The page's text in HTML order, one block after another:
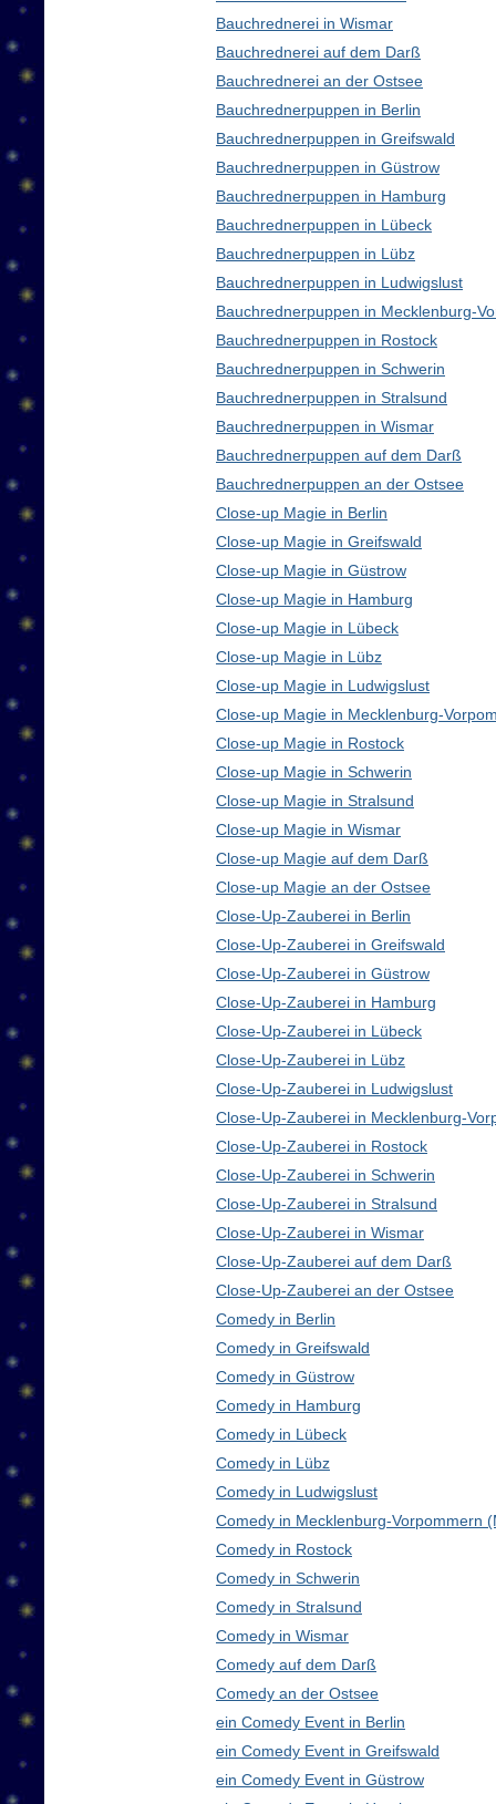
Bauchrednerei in Wismar
Bauchrednerei auf dem Darß
Bauchrednerei an der Ostsee
Bauchrednerpuppen in Berlin
Bauchrednerpuppen in Greifswald
Bauchrednerpuppen in Güstrow
Bauchrednerpuppen in Hamburg
Bauchrednerpuppen in Lübeck
Bauchrednerpuppen in Lübz
Bauchrednerpuppen in Ludwigslust
Bauchrednerpuppen in Mecklenburg-
Bauchrednerpuppen in Rostock
Bauchrednerpuppen in Schwerin
Bauchrednerpuppen in Stralsund
Bauchrednerpuppen in Wismar
Bauchrednerpuppen auf dem Darß
Bauchrednerpuppen an der Ostsee
Close-up Magie in Berlin
Close-up Magie in Greifswald
Close-up Magie in Güstrow
Close-up Magie in Hamburg
Close-up Magie in Lübeck
Close-up Magie in Lübz
Close-up Magie in Ludwigslust
Close-up Magie in Mecklenburg-
Close-up Magie in Rostock
Close-up Magie in Schwerin
Close-up Magie in Stralsund
Close-up Magie in Wismar
Close-up Magie auf dem Darß
Close-up Magie an der Ostsee
Close-Up-Zauberei in Berlin
Close-Up-Zauberei in Greifswald
Close-Up-Zauberei in Güstrow
Close-Up-Zauberei in Hamburg
Close-Up-Zauberei in Lübeck
Close-Up-Zauberei in Lübz
Close-Up-Zauberei in Ludwigslust
Close-Up-Zauberei in Mecklenburg-
Close-Up-Zauberei in Rostock
Close-Up-Zauberei in Schwerin
Close-Up-Zauberei in Stralsund
Close-Up-Zauberei in Wismar
Close-Up-Zauberei auf dem Darß
Close-Up-Zauberei an der Ostsee
Comedy in Berlin
Comedy in Greifswald
Comedy in Güstrow
Comedy in Hamburg
Comedy in Lübeck
Comedy in Lübz
Comedy in Ludwigslust
Comedy in Mecklenburg-Vorpommern
Comedy in Rostock
Comedy in Schwerin
Comedy in Stralsund
Comedy in Wismar
Comedy auf dem Darß
Comedy an der Ostsee
ein Comedy Event in Berlin
ein Comedy Event in Greifswald
ein Comedy Event in Güstrow